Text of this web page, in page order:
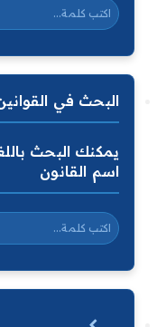
البحث في
يمكنك البحث
اسم القانون